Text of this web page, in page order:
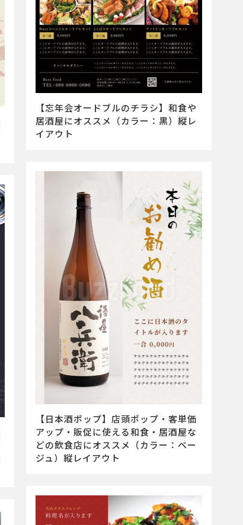
【忘年会オードブルのチラシ】和食や
居酒屋にオススメ（カラー：黒）縦レ
イアウト
【日本酒ポップ】店頭ポップ・客単価
アップ・販促に使える和食・居酒屋な
どの飲食店にオススメ（カラー：ベー
ジュ）縦レイアウト